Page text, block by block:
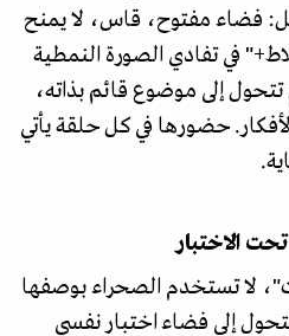
فضاء مفتوح، قاس، لا يمنح
في تفادي الصورة النمطية
إلى موضوع قائم بذاته،
حضورها في كل حلقة يأتي
الاختبار
لا تستخدم الصحراء بوصفها
إلى فضاء اختبار نفسي